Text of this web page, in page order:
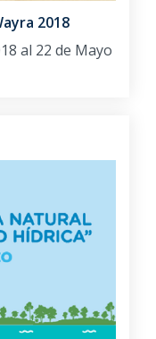
2018
al 22 de Mayo